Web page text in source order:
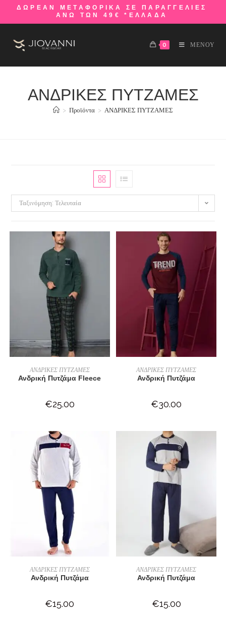
ΔΩΡΕΑΝ ΜΕΤΑΦΟΡΙΚΑ ΣΕ ΠΑΡΑΓΓΕΛΙΕΣ
ΑΝΩ ΤΩΝ 49€ *ΕΛΛΑΔΑ
0 ΜΕΝΟΥ
ΑΝΔΡΙΚΕΣ ΠΥΤΖΑΜΕΣ
> Προϊόντα > ΑΝΔΡΙΚΕΣ ΠΥΤΖΑΜΕΣ
Ταξινόμηση: Τελευταία
ΕΠΙΛΟΓΉ
ΑΝΔΡΙΚΕΣ ΠΥΤΖΑΜΕΣ
Ανδρική Πυτζάμα Fleece
€25.00
ΕΠΙΛΟΓΉ
ΑΝΔΡΙΚΕΣ ΠΥΤΖΑΜΕΣ
Ανδρική Πυτζάμα
€30.00
ΕΠΙΛΟΓΉ
ΑΝΔΡΙΚΕΣ ΠΥΤΖΑΜΕΣ
Ανδρική Πυτζάμα
€15.00
ΕΠΙΛΟΓΉ
ΑΝΔΡΙΚΕΣ ΠΥΤΖΑΜΕΣ
Ανδρική Πυτζάμα
€15.00